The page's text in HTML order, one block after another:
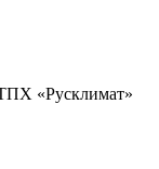
«Русклимат»